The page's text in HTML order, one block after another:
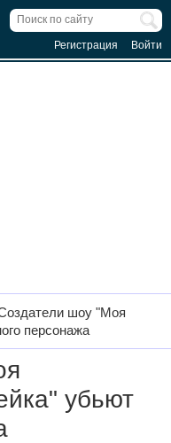
Регистрация Войти
шоу "Моя
персонажа
убьют